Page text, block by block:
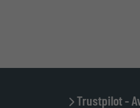
Trustpilot -